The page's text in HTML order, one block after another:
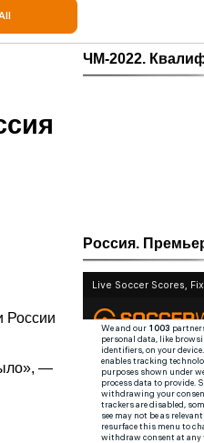
России
—
ЧМ-2022.
Россия.